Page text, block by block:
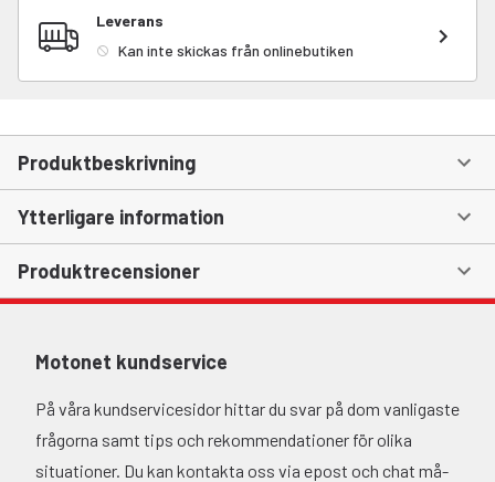
Leverans
Kan inte skickas från onlinebutiken
Produktbeskrivning
Ytterligare information
Produktrecensioner
Motonet kundservice
På våra kundservicesidor hittar du svar på dom vanligaste
frågorna samt tips och rekommendationer för olika
situationer. Du kan kontakta oss via epost och chat må-